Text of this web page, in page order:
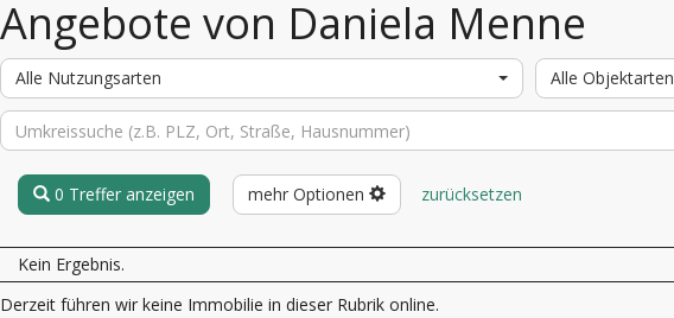
Angebote von Daniela Menne
Alle Nutzungsarten Alle Objektarten
0 Treffer anzeigen mehr Optionen zurücksetzen
Kein Ergebnis.
Derzeit führen wir keine Immobilie in dieser Rubrik online.